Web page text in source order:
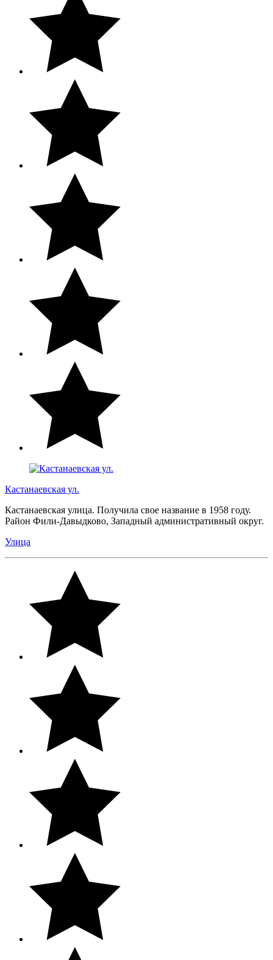
Кастанаевская ул.
Кастанаевская улица. Получила свое название в 1958 году.
Район Фили-Давыдково, Западный административный округ.
Улица